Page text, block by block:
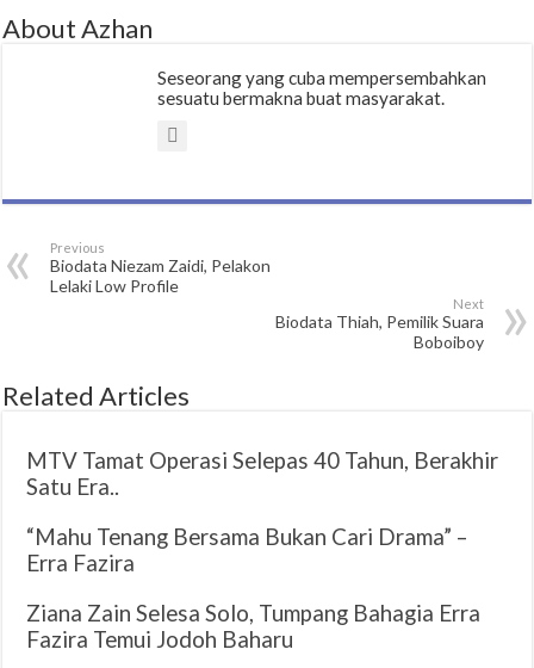
About Azhan
Seseorang yang cuba mempersembahkan
sesuatu bermakna buat masyarakat.
Previous
Biodata Niezam Zaidi, Pelakon
Lelaki Low Profile
Next
Biodata Thiah, Pemilik Suara
Boboiboy
Related Articles
MTV Tamat Operasi Selepas 40 Tahun, Berakhir
Satu Era..
“Mahu Tenang Bersama Bukan Cari Drama” –
Erra Fazira
Ziana Zain Selesa Solo, Tumpang Bahagia Erra
Fazira Temui Jodoh Baharu